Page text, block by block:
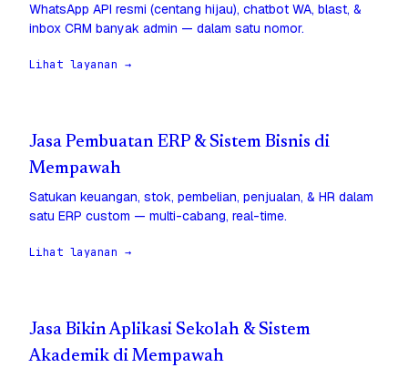
WhatsApp API resmi (centang hijau), chatbot WA, blast, &
inbox CRM banyak admin — dalam satu nomor.
Lihat layanan →
Jasa Pembuatan ERP & Sistem Bisnis di
Mempawah
Satukan keuangan, stok, pembelian, penjualan, & HR dalam
satu ERP custom — multi-cabang, real-time.
Lihat layanan →
Jasa Bikin Aplikasi Sekolah & Sistem
Akademik di Mempawah